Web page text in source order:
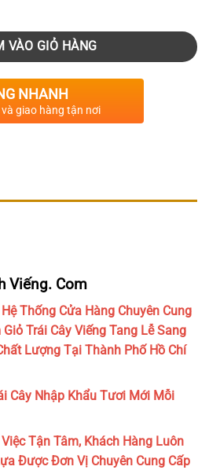
VÀO GIỎ HÀNG
NHANH
giao hàng tận nơi
Viếng. Com
Thống Cửa Hàng Chuyên Cung
Trái Cây Viếng Tang Lễ Sang
Lượng Tại Thành Phố Hồ Chí
Cây Nhập Khẩu Tươi Mới Mỗi
Tận Tâm, Khách Hàng Luôn
Được Đơn Vị Chuyên Cung Cấp